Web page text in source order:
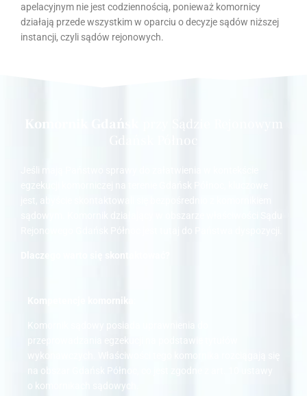
apelacyjnym nie jest codziennością, ponieważ komornicy
działają przede wszystkim w oparciu o decyzje sądów niższej
instancji, czyli sądów rejonowych.
Komornik Gdańsk
Komornik sądowy posiada uprawnienia do
przeprowadzania egzekucji na podstawie tytułów
wykonawczych. Właściwości tego komornika rozciągają się
na obszar Gdańsk Północ, co jest zgodne z art. 10 ustawy
o komornikach sądowych.